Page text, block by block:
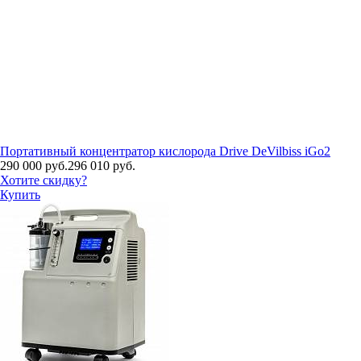
Портативный концентратор кислорода Drive DeVilbiss iGo2
290 000 руб.296 010 руб.
Хотите скидку?
Купить